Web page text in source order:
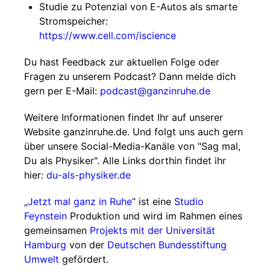
Studie zu Potenzial von E-Autos als smarte
Stromspeicher:
https://www.cell.com/iscience
Du hast Feedback zur aktuellen Folge oder
Fragen zu unserem Podcast? Dann melde dich
gern per E-Mail: podcast@ganzinruhe.de
Weitere Informationen findet Ihr auf unserer
Website ganzinruhe.de. Und folgt uns auch gern
über unsere Social-Media-Kanäle von "Sag mal,
Du als Physiker". Alle Links dorthin findet ihr
hier: du-als-physiker.de
„Jetzt mal ganz in Ruhe“ ist eine Studio
Feynstein Produktion und wird im Rahmen eines
gemeinsamen Projekts mit der Universität
Hamburg von der Deutschen Bundesstiftung
Umwelt gefördert.